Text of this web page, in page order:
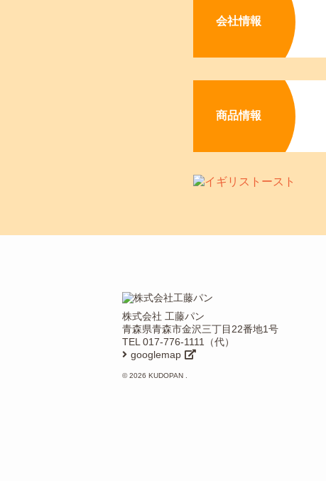
会社情報
商品情報
株式会社 工藤パン
青森県青森市金沢三丁目22番地1号
TEL017-776-1111 （代）
googlemap
© 2026 KUDOPAN .